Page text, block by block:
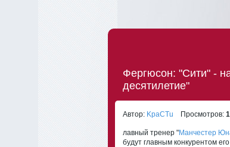
Фергюсон: "Сити" -
десятилетие"
Автор: KpaCTu Просмотров:
лавный тренер "Манчестер
будут главным конкурентом